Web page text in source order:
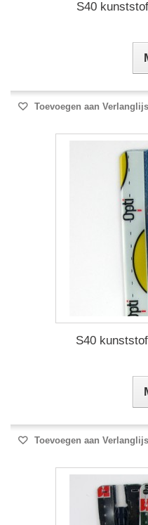
S40
Toevoegen aan
S40
Toevoegen aan